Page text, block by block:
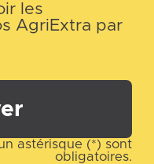
les
AgriExtra par
astérisque (*) sont
obligatoires.